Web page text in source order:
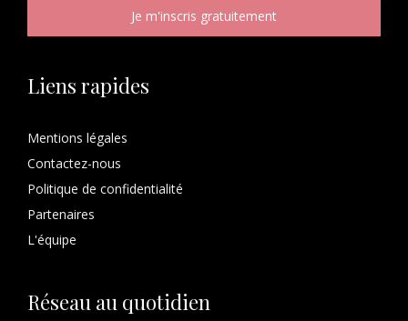
Liens rapides
Mentions légales
Contactez-nous
Politique de confidentialité
Partenaires
L'équipe
Réseau au quotidien